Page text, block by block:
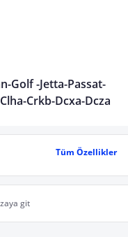
Golf -Jetta-Passat-
Crkb-Dcxa-Dcza
Tüm Özellikler
git